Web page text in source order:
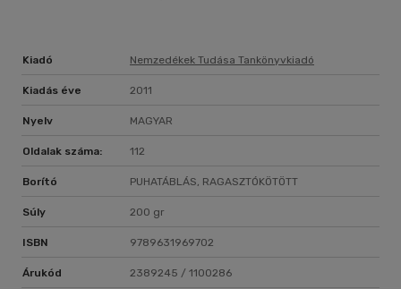
Kiadó Nemzedékek Tudása Tankönyvkiadó
Kiadás éve 2011
Nyelv MAGYAR
Oldalak száma: 112
Borító PUHATÁBLÁS, RAGASZTÓKÖTÖTT
Súly 200 gr
ISBN 9789631969702
Árukód 2389245 / 1100286